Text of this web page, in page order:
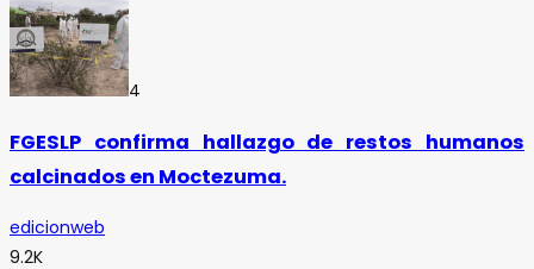
4
FGESLP confirma hallazgo de restos humanos
calcinados en Moctezuma.
edicionweb
9.2K